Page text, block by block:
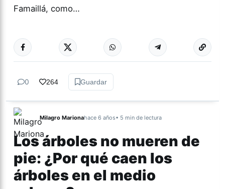
Famaillá, como…
TUCUMÁN Más
0 264 Guardar
Milagro Marionahace 6 años• 5 min de lectura
Los árboles no mueren de
pie: ¿Por qué caen los
árboles en el medio